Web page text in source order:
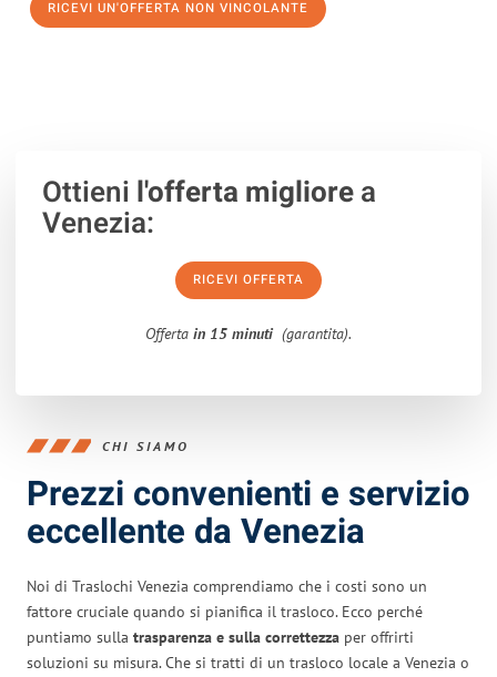
RICEVI UN'OFFERTA NON VINCOLANTE
Ottieni l'offerta migliorea
Venezia:
RICEVI OFFERTA
Offerta in 15 minuti (garantita).
CHI SIAMO
Prezzi convenienti e servizio
eccellente da Venezia
Noi di Traslochi Venezia comprendiamo che i costi sono un
fattore cruciale quando si pianifica il trasloco. Ecco perché
puntiamo sulla trasparenza e sulla correttezza per offrirti
soluzioni su misura. Che si tratti di un trasloco locale a Venezia o